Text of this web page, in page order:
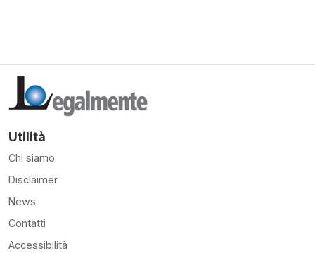
Utilità
Chi siamo
Disclaimer
News
Contatti
Accessibilità